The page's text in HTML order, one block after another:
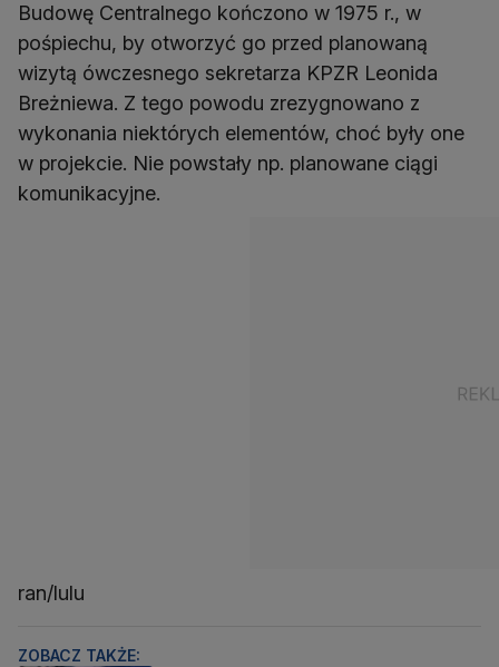
Budowę Centralnego kończono w 1975 r., w
pośpiechu, by otworzyć go przed planowaną
wizytą ówczesnego sekretarza KPZR Leonida
Breżniewa. Z tego powodu zrezygnowano z
wykonania niektórych elementów, choć były one
w projekcie. Nie powstały np. planowane ciągi
komunikacyjne.
ran/lulu
ZOBACZ TAKŻE: